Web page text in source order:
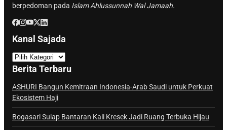
berpedoman pada Islam Ahlussunnah Wal Jamaah.
Kanal Sajada
K
a
n
a
l
Berita Terbaru
ASHURI Bangun Kemitraan Indonesia-Arab Saudi untuk Perkuat
Ekosistem Haji
Bogasari Sulap Bantaran Kali Kresek Jadi Ruang Terbuka Hijau